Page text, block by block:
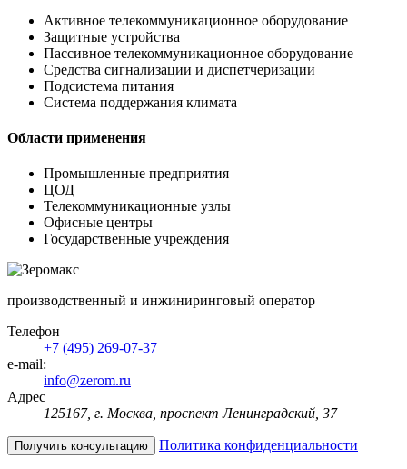
Активное телекоммуникационное оборудование
Защитные устройства
Пассивное телекоммуникационное оборудование
Средства сигнализации и диспетчеризации
Подсистема питания
Система поддержания климата
Области применения
Промышленные предприятия
ЦОД
Телекоммуникационные узлы
Офисные центры
Государственные учреждения
производственный и инжиниринговый оператор
Телефон
+7 (495) 269-07-37
e-mail:
info@zerom.ru
Адрес
125167, г. Москва, проспект Ленинградский, 37
Получить консультацию Политика конфиденциальности